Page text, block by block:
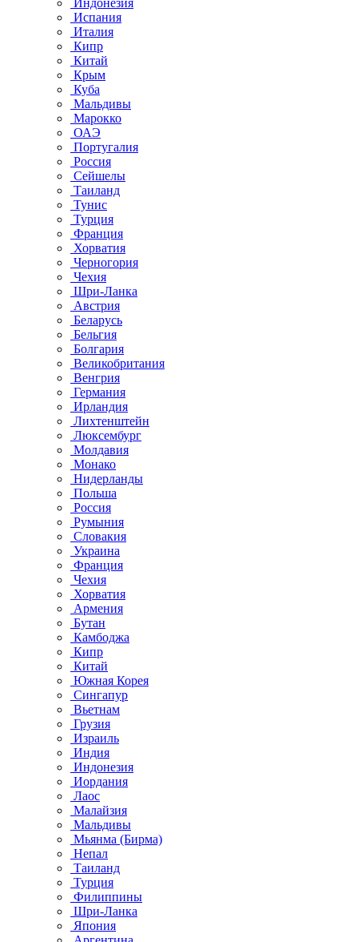
Индонезия
Испания
Италия
Кипр
Китай
Крым
Куба
Мальдивы
Марокко
ОАЭ
Португалия
Россия
Сейшелы
Таиланд
Тунис
Турция
Франция
Хорватия
Черногория
Чехия
Шри-Ланка
Австрия
Беларусь
Бельгия
Болгария
Великобритания
Венгрия
Германия
Ирландия
Лихтенштейн
Люксембург
Молдавия
Монако
Нидерланды
Польша
Россия
Румыния
Словакия
Украина
Франция
Чехия
Хорватия
Армения
Бутан
Камбоджа
Кипр
Китай
Южная Корея
Сингапур
Вьетнам
Грузия
Израиль
Индия
Индонезия
Иордания
Лаос
Малайзия
Мальдивы
Мьянма (Бирма)
Непал
Таиланд
Турция
Филиппины
Шри-Ланка
Япония